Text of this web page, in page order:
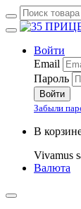
Войти
Email
Пароль
Войти
Забыли
В
Vivamus
Валюта